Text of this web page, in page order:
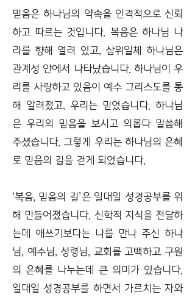
믿음은 하나님의 약속을 인격적으로 신뢰
하고 따르는 것입니다. 복음은 하나님 나
라를 향해 열려 있고, 삼위일체 하나님은
관계성 안에서 나타났습니다. 하나님이 우
리를 사랑하고 있음이 예수 그리스도를 통
해 알려졌고, 우리는 믿었습니다. 하나님
은 우리의 믿음을 보시고 의롭다 말씀해
주셨습니다. 그렇게 우리는 하나님의 은혜
로 믿음의 길을 걷게 되었습니다.
‘복음, 믿음의 길’은 일대일 성경공부를 위
해 만들어졌습니다. 신학적 지식을 전달하
는데 애쓰기보다는 나를 만나 주신 하나
님, 예수님, 성령님, 교회를 고백하고 구원
의 은혜를 나누는데 큰 의미가 있습니다.
일대일 성경공부를 하면서 가르치는 자와